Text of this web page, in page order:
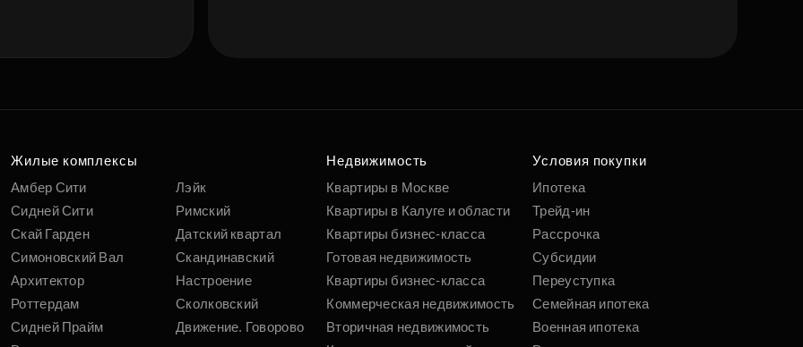
Жилые комплексы
Амбер Сити
Сидней Сити
Скай Гарден
Симоновский Вал
Архитектор
Роттердам
Сидней Прайм
Лэйк
Римский
Датский квартал
Скандинавский
Настроение
Сколковский
Движение. Говорово
Недвижимость
Квартиры в Москве
Квартиры в Калуге и области
Квартиры бизнес-класса
Готовая недвижимость
Квартиры бизнес-класса
Коммерческая недвижимость
Вторичная недвижимость
Условия покупки
Ипотека
Трейд-ин
Рассрочка
Субсидии
Переуступка
Семейная ипотека
Военная ипотека